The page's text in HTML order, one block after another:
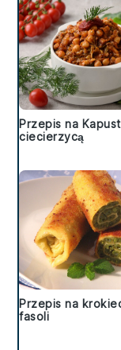
Przepis na
ciecierzycą
Przepis na
fasoli